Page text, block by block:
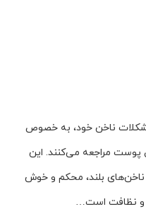
ناخن خود، به خصوص
مراجعه می‌کنند. این
بلند، محکم و خوش
و نظافت است…